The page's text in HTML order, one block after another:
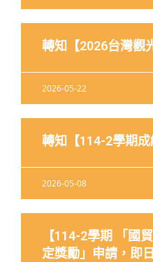
轉知【2026台灣觀
2026-05-22
轉知【114-2學期成
2026-05-08
【114-2學期 「國
定獎勵」申請，即